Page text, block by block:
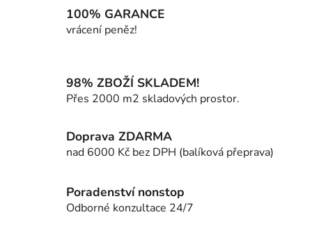
í
k
y
v
p
i
í
100% GARANCE
vrácení peněz!
98% ZBOŽÍ SKLADEM!
Přes 2000 m2 skladových prostor.
Doprava ZDARMA
nad 6000 Kč bez DPH (balíková přeprava)
Poradenství nonstop
Odborné konzultace 24/7